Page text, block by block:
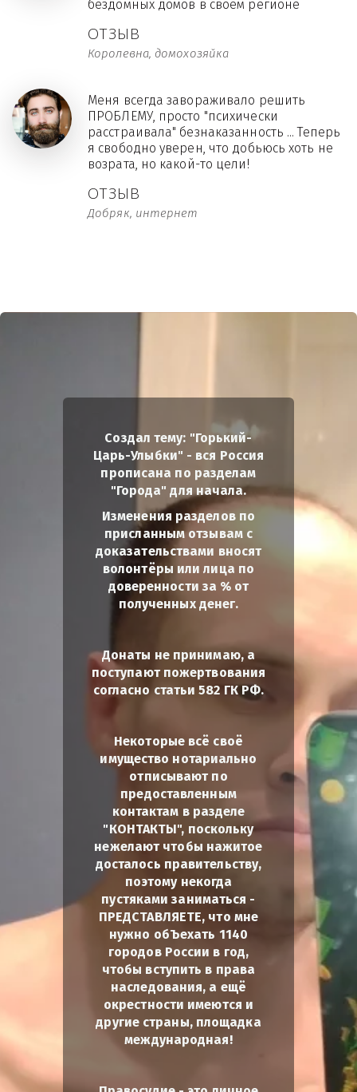
ОТЗЫВ
Королевна, домохозяйка
бездомных домов в своём регионе
ОТЗЫВ
Добряк, интернет
Меня всегда завораживало решить
ПРОБЛЕМУ, просто "психически
расстраивала" безнаказанность ... Теперь
я свободно уверен, что добьюсь хоть не
возрата, но какой-то цели!
Создал тему: "Горький-
Царь-Улыбки" - вся Россия
прописана по разделам
"Города" для начала.
Изменения разделов по
присланным отзывам с
доказательствами вносят
волонтёры или лица по
доверенности за % от
полученных денег.
Донаты не принимаю, а
поступают пожертвования
согласно статьи 582 ГК РФ.
Некоторые всё своё
имущество нотариально
отписывают по
предоставленным
контактам в разделе
"КОНТАКТЫ", поскольку
нежелают чтобы нажитое
досталось правительству,
поэтому некогда
пустяками заниматься -
ПРЕДСТАВЛЯЕТЕ, что мне
нужно обЪехать 1140
городов России в год,
чтобы вступить в права
наследования, а ещё
окрестности имеются и
другие страны, площадка
международная!